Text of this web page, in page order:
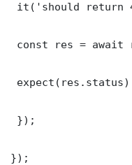
it('should return
const res =
});
});